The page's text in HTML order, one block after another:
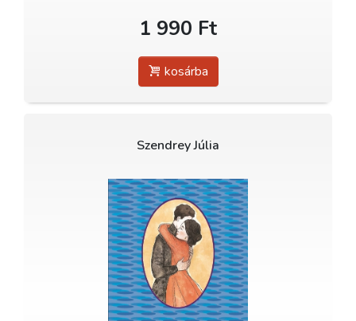
1 990 Ft
kosárba
Szendrey Júlia